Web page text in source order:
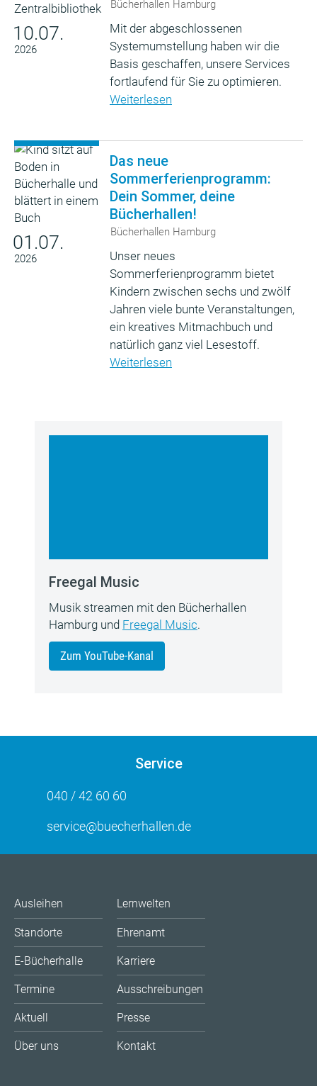
10.07.
2026
Bücherhallen Hamburg
Mit der abgeschlossenen
Systemumstellung haben wir die
Basis geschaffen, unsere Services
fortlaufend für Sie zu optimieren.
Weiterlesen
01.07.
2026
Das neue
Sommerferienprogramm:
Dein Sommer, deine
Bücherhallen!
Bücherhallen Hamburg
Unser neues
Sommerferienprogramm bietet
Kindern zwischen sechs und zwölf
Jahren viele bunte Veranstaltungen,
ein kreatives Mitmachbuch und
natürlich ganz viel Lesestoff.
Weiterlesen
Freegal Music
Musik streamen mit den Bücherhallen
Hamburg und Freegal Music.
Zum YouTube-Kanal
Service
040 / 42 60 60
service@buecherhallen.de
Ausleihen
Standorte
E-Bücherhalle
Termine
Aktuell
Über uns
Lernwelten
Ehrenamt
Karriere
Ausschreibungen
Presse
Kontakt